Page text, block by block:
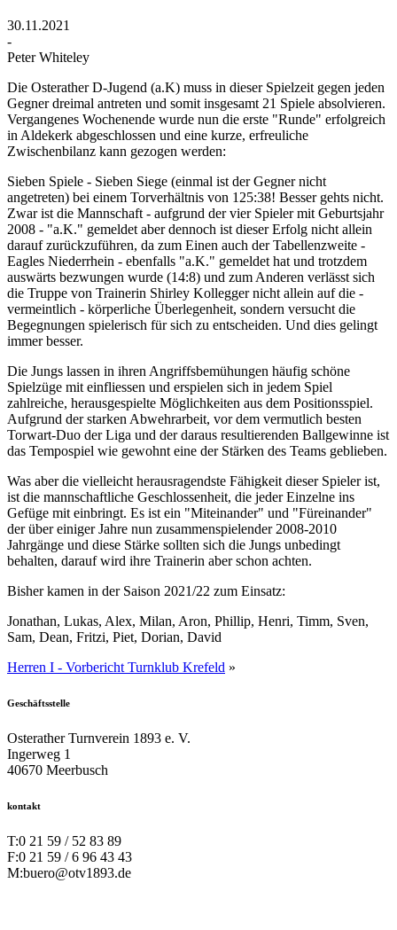
30.11.2021
-
Peter Whiteley
Die Osterather D-Jugend (a.K) muss in dieser Spielzeit gegen jeden
Gegner dreimal antreten und somit insgesamt 21 Spiele absolvieren.
Vergangenes Wochenende wurde nun die erste "Runde" erfolgreich
in Aldekerk abgeschlossen und eine kurze, erfreuliche
Zwischenbilanz kann gezogen werden:
Sieben Spiele - Sieben Siege (einmal ist der Gegner nicht
angetreten) bei einem Torverhältnis von 125:38! Besser gehts nicht.
Zwar ist die Mannschaft - aufgrund der vier Spieler mit Geburtsjahr
2008 - "a.K." gemeldet aber dennoch ist dieser Erfolg nicht allein
darauf zurückzuführen, da zum Einen auch der Tabellenzweite -
Eagles Niederrhein - ebenfalls "a.K." gemeldet hat und trotzdem
auswärts bezwungen wurde (14:8) und zum Anderen verlässt sich
die Truppe von Trainerin Shirley Kollegger nicht allein auf die -
vermeintlich - körperliche Überlegenheit, sondern versucht die
Begegnungen spielerisch für sich zu entscheiden. Und dies gelingt
immer besser.
Die Jungs lassen in ihren Angriffsbemühungen häufig schöne
Spielzüge mit einfliessen und erspielen sich in jedem Spiel
zahlreiche, herausgespielte Möglichkeiten aus dem Positionsspiel.
Aufgrund der starken Abwehrarbeit, vor dem vermutlich besten
Torwart-Duo der Liga und der daraus resultierenden Ballgewinne ist
das Tempospiel wie gewohnt eine der Stärken des Teams geblieben.
Was aber die vielleicht herausragendste Fähigkeit dieser Spieler ist,
ist die mannschaftliche Geschlossenheit, die jeder Einzelne ins
Gefüge mit einbringt. Es ist ein "Miteinander" und "Füreinander"
der über einiger Jahre nun zusammenspielender 2008-2010
Jahrgänge und diese Stärke sollten sich die Jungs unbedingt
behalten, darauf wird ihre Trainerin aber schon achten.
Bisher kamen in der Saison 2021/22 zum Einsatz:
Jonathan, Lukas, Alex, Milan, Aron, Phillip, Henri, Timm, Sven,
Sam, Dean, Fritzi, Piet, Dorian, David
Herren I - Vorbericht Turnklub Krefeld »
Geschäftsstelle
Osterather Turnverein 1893 e. V.
Ingerweg 1
40670 Meerbusch
kontakt
T:0 21 59 / 52 83 89
F:0 21 59 / 6 96 43 43
M:buero@otv1893.de